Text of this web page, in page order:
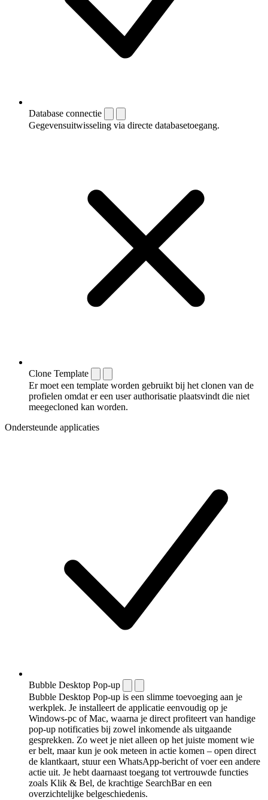
Database connectie
Gegevensuitwisseling via directe databasetoegang.
Clone Template
Er moet een template worden gebruikt bij het clonen van de
profielen omdat er een user authorisatie plaatsvindt die niet
meegecloned kan worden.
Ondersteunde applicaties
Bubble Desktop Pop-up
Bubble Desktop Pop-up is een slimme toevoeging aan je
werkplek. Je installeert de applicatie eenvoudig op je
Windows-pc of Mac, waarna je direct profiteert van handige
pop-up notificaties bij zowel inkomende als uitgaande
gesprekken. Zo weet je niet alleen op het juiste moment wie
er belt, maar kun je ook meteen in actie komen – open direct
de klantkaart, stuur een WhatsApp-bericht of voer een andere
actie uit. Je hebt daarnaast toegang tot vertrouwde functies
zoals Klik & Bel, de krachtige SearchBar en een
overzichtelijke belgeschiedenis.